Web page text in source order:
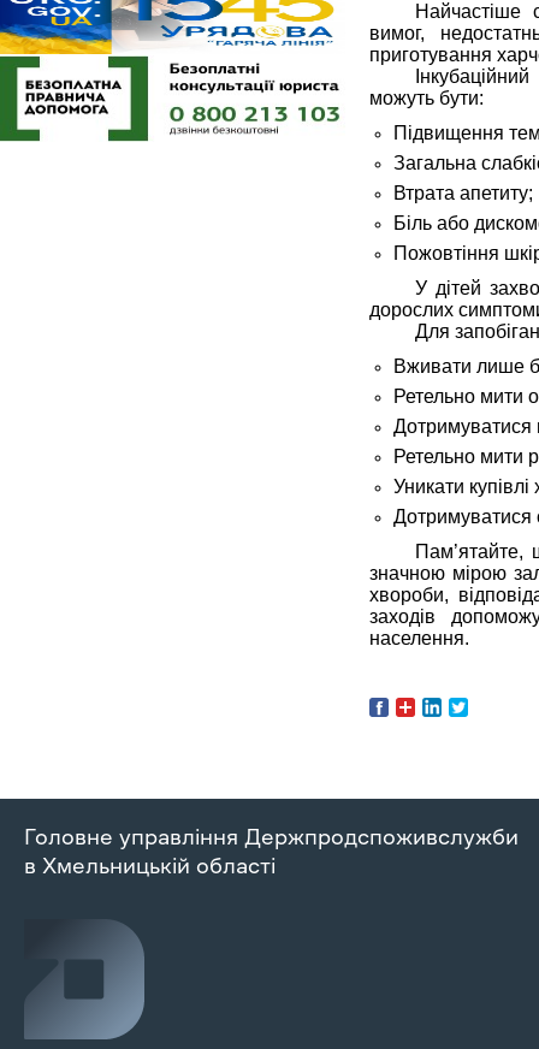
Найчастіше
вимог,
приготування
можуть бути:
Підвищення
Загальна
Втрата апетиту;
Біль або
Пожовтіння
У дітей
дорослих
Для
Вживати лише
Ретельно мити
Дотримуватися
Ретельно мити
Уникати купівлі
Дотримуватися
Пам’ятайте,
значною мірою
хвороби,
заходів
населення.
Головне управління Держпродспоживслужби
в Хмельницькій області